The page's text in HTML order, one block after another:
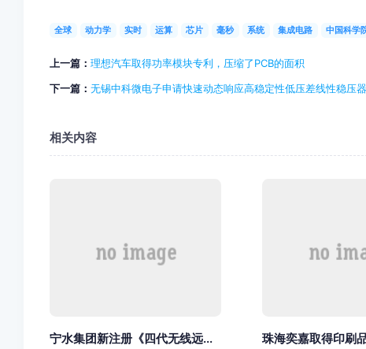
全球 动力学 实时 运算 芯片 毫秒 系统 集成电路 中国科学
上一篇： 理想汽车取得功率模块专利，压缩了PCB的面积
下一篇： 无锡中科微电子申请快速动态响应高稳定性低压差线性稳压
相关内容
宁水集团新注册《四代无线远... 珠海奕嘉取得印刷